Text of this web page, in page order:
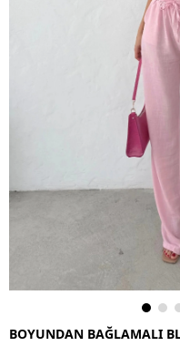
BOYUNDAN BAĞLAMALI